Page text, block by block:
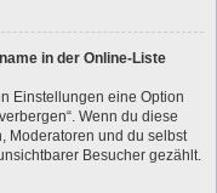
in der Online-Liste
Einstellungen eine Option
Wenn du diese
Moderatoren und du selbst
Besucher gezählt.